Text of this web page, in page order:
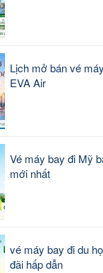
Lịch mở bán vé
EVA Air
Vé máy bay đi Mỹ
mới nhất
vé máy bay đi du
đãi hấp dẫn